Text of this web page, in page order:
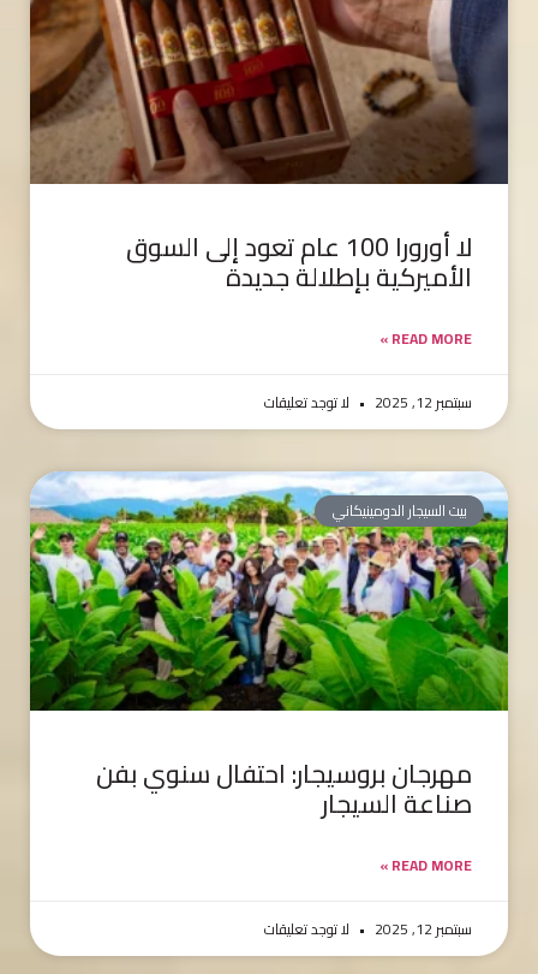
لا أورورا 100 عام تعود إلى السوق
الأميركية بإطلالة جديدة
READ MORE »
سبتمبر 12, 2025 لا توجد تعليقات
بيت السيجار الدومينيكاني
مهرجان بروسيجار: احتفال سنوي بفن
صناعة السيجار
READ MORE »
سبتمبر 12, 2025 لا توجد تعليقات